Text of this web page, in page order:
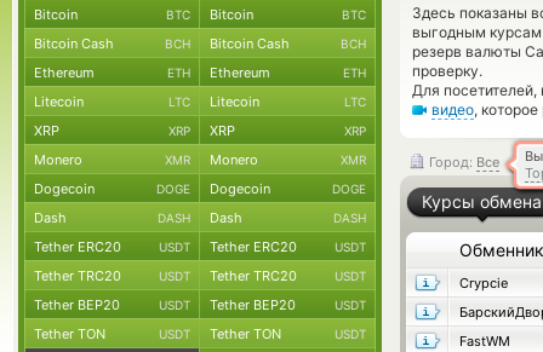
Здесь показаны
выгодным
резерв валюты
проверку.
Для
видео,
Город: Все
Курсы обмена
Обменник
Crypcie
FastWM
Bitcoin BTC Bitcoin BTC
Bitcoin Cash BCH Bitcoin Cash BCH
Ethereum ETH Ethereum ETH
Litecoin LTC Litecoin LTC
XRP XRP XRP XRP
Monero XMR Monero XMR
Dogecoin DOGE Dogecoin DOGE
Dash DASH Dash DASH
Tether ERC20 USDT Tether ERC20 USDT
Tether TRC20 USDT Tether TRC20 USDT
Tether BEP20 USDT Tether BEP20 USDT
Tether TON USDT Tether TON USDT